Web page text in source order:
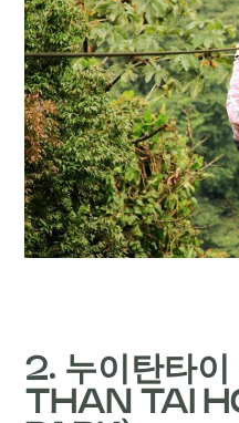
2. 누이탄타이
THAN TAI